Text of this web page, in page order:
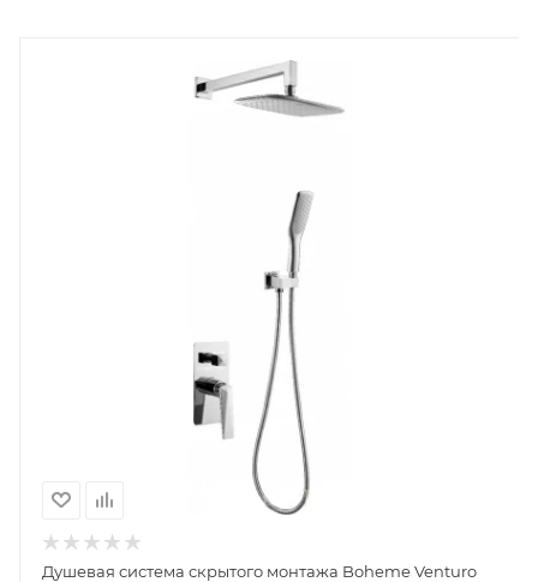
Душевая система скрытого монтажа Boheme Venturo